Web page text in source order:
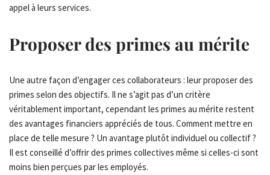
appel à leurs services.
Proposer des primes au mérite
Une autre façon d’engager ces collaborateurs : leur proposer des
primes selon des objectifs. Il ne s’agit pas d’un critère
véritablement important, cependant les primes au mérite restent
des avantages financiers appréciés de tous. Comment mettre en
place de telle mesure ? Un avantage plutôt individuel ou collectif ?
Il est conseillé d’offrir des primes collectives même si celles-ci sont
moins bien perçues par les employés.